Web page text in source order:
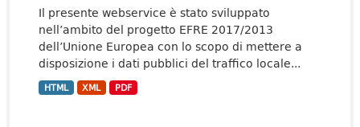
Il presente webservice è stato sviluppato
nell’ambito del progetto EFRE 2017/2013
dell’Unione Europea con lo scopo di mettere a
disposizione i dati pubblici del traffico locale...
HTML XML PDF